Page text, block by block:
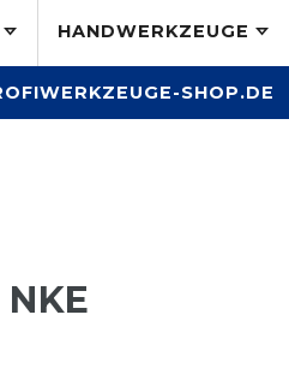
HANDWERKZEUGE
SHOP.DE